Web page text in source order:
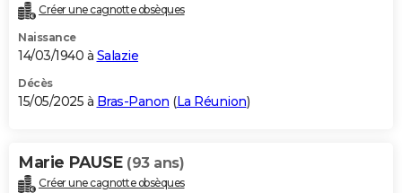
Créer une cagnotte obsèques
Naissance
14/03/1940 à Salazie
Décès
15/05/2025 à Bras-Panon (La Réunion)
Marie PAUSE (93 ans)
Créer une cagnotte obsèques